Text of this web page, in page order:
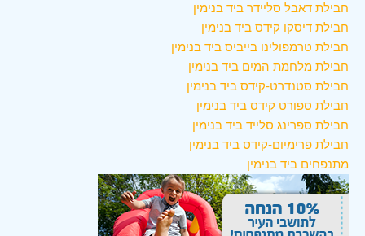
חבילת דאבל סליידר ביד בנימין
חבילת דיסקו קידס ביד בנימין
חבילת טרמפולינו בייביס ביד בנימין
חבילת מלחמת המים ביד בנימין
חבילת סטנדרט-קידס ביד בנימין
חבילת ספורט קידס ביד בנימין
חבילת ספרינג סלייד ביד בנימין
חבילת פרימיום-קידס ביד בנימין
מתנפחים ביד בנימין